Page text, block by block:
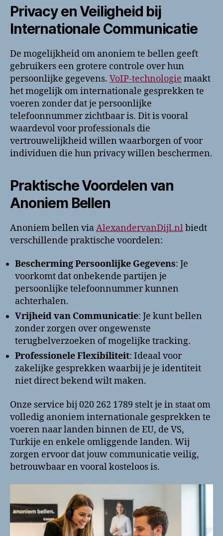
Privacy en Veiligheid bij
Internationale Communicatie
De mogelijkheid om anoniem te bellen geeft
gebruikers een grotere controle over hun
persoonlijke gegevens. VoIP-technologie maakt
het mogelijk om internationale gesprekken te
voeren zonder dat je persoonlijke
telefoonnummer zichtbaar is. Dit is vooral
waardevol voor professionals die
vertrouwelijkheid willen waarborgen of voor
individuen die hun privacy willen beschermen.
Praktische Voordelen van
Anoniem Bellen
Anoniem bellen viaAlexandervanDijl.nlbiedt
verschillende praktische voordelen:
Bescherming Persoonlijke Gegevens: Je
voorkomt dat onbekende partijen je
persoonlijke telefoonnummer kunnen
achterhalen.
Vrijheid van Communicatie: Je kunt bellen
zonder zorgen over ongewenste
terugbelverzoeken of mogelijke tracking.
Professionele Flexibiliteit: Ideaal voor
zakelijke gesprekken waarbij je je identiteit
niet direct bekend wilt maken.
Onze service bij 020 262 1789 stelt je in staat om
volledig anoniem internationale gesprekken te
voeren naar landen binnen de EU, de VS,
Turkije en enkele omliggende landen. Wij
zorgen ervoor dat jouw communicatie veilig,
betrouwbaar en vooral kosteloos is.